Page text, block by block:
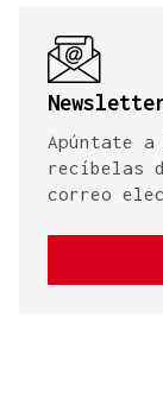
Apúntate
recíbelas
correo